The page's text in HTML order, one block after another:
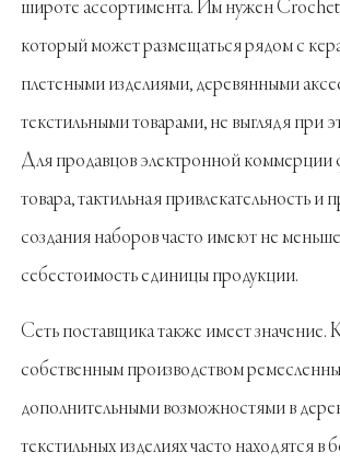
широте ассортимента. Им нужен
который может размещаться рядом с
плетеными изделиями, деревянными
текстильными товарами, не выглядя при
Для продавцов электронной коммерции
товара, тактильная привлекательность и
создания наборов часто имеют не
себестоимость единицы продукции.
Сеть поставщика также имеет значение.
собственным производством
дополнительными возможностями в
текстильных изделиях часто находятся в